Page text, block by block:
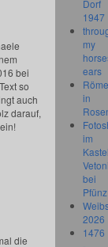
bei
so
auch
darauf,
die
Dorf
1947
my
ears
in
im
bei
Pfünz
2026
1476